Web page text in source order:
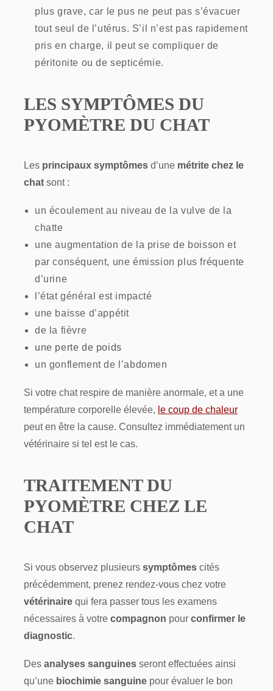
plus grave, car le pus ne peut pas s’évacuer
tout seul de l’utérus. S’il n’est pas rapidement
pris en charge, il peut se compliquer de
péritonite ou de septicémie.
LES SYMPTÔMES DU
PYOMÈTRE DU CHAT
Les principaux symptômes d’une métrite chez le
chat sont :
un écoulement au niveau de la vulve de la
chatte
une augmentation de la prise de boisson et
par conséquent, une émission plus fréquente
d’urine
l’état général est impacté
une baisse d’appétit
de la fièvre
une perte de poids
un gonflement de l’abdomen
Si votre chat respire de manière anormale, et a une
température corporelle élevée, le coup de chaleur
peut en être la cause. Consultez immédiatement un
vétérinaire si tel est le cas.
TRAITEMENT DU
PYOMÈTRE CHEZ LE
CHAT
Si vous observez plusieurs symptômes cités
précédemment, prenez rendez-vous chez votre
vétérinaire qui fera passer tous les examens
nécessaires à votre compagnon pour confirmer le
diagnostic.
Des analyses sanguines seront effectuées ainsi
qu’une biochimie sanguine pour évaluer le bon